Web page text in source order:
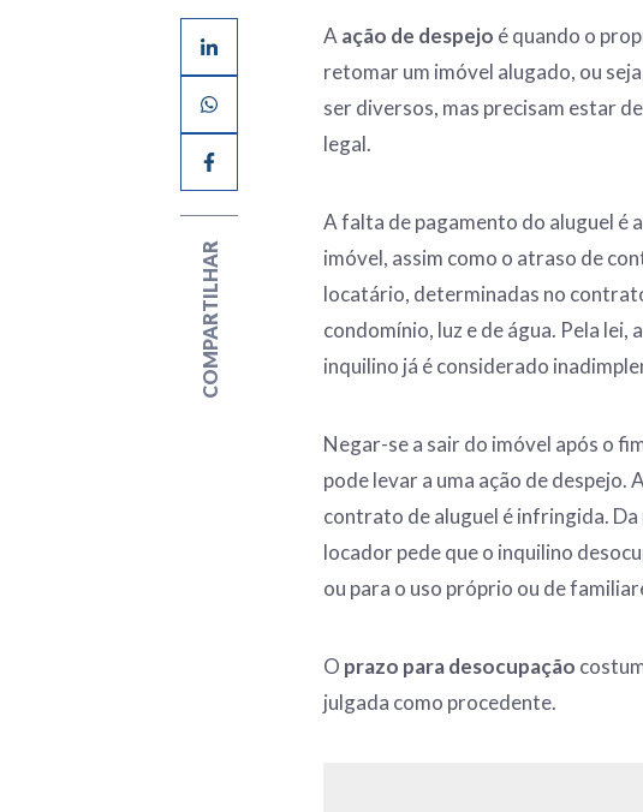
COMPARTILHAR
A ação de despejo é quando o
retomar um imóvel alugado, ou
ser diversos, mas precisam estar
legal.
A falta de pagamento do aluguel é
imóvel, assim como o atraso de
locatário, determinadas no
condomínio, luz e de água. Pela
inquilino já é considerado
Negar-se a sair do imóvel após o
pode levar a uma ação de despejo.
contrato de aluguel é infringida.
locador pede que o inquilino
ou para o uso próprio ou de
O prazo para desocupação
julgada como procedente.